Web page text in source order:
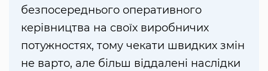
безпосереднього оперативного
керівництва на своїх виробничих
потужностях, тому чекати швидких змін
не варто, але більш віддалені наслідки